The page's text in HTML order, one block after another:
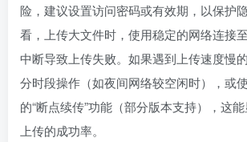
险，建议设置访问密码或有效期，以保护
看，上传大文件时，使用稳定的网络连接
中断导致上传失败。如果遇到上传速度慢
分时段操作（如夜间网络较空闲时），或
的“断点续传”功能（部分版本支持），这
上传的成功率。